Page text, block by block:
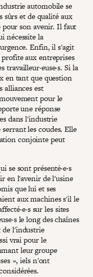
automobile se
et de qualité aux
pour son avenir. Il faut
nécessite la
Enfin, il s'agit
aux entreprises
Si la
en tant que question
alliances est
pour le
une réponse
dans l'industrie
les coudes. Elle
conjointe peut
se sont présenté·e·s
en l'avenir de l'usine
que lui et ses
aux machines s'il le
sur les sites
le long des chaînes
de l'industrie
vrai pour le
leur groupe
», iels n'ont